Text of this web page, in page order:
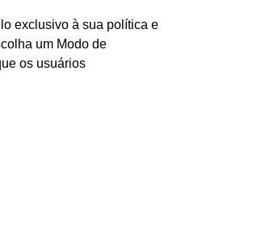
exclusivo à sua política e
um Modo de
os usuários